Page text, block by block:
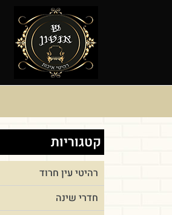
קטגוריות
רהיטי עין חרוד
חדרי שינה